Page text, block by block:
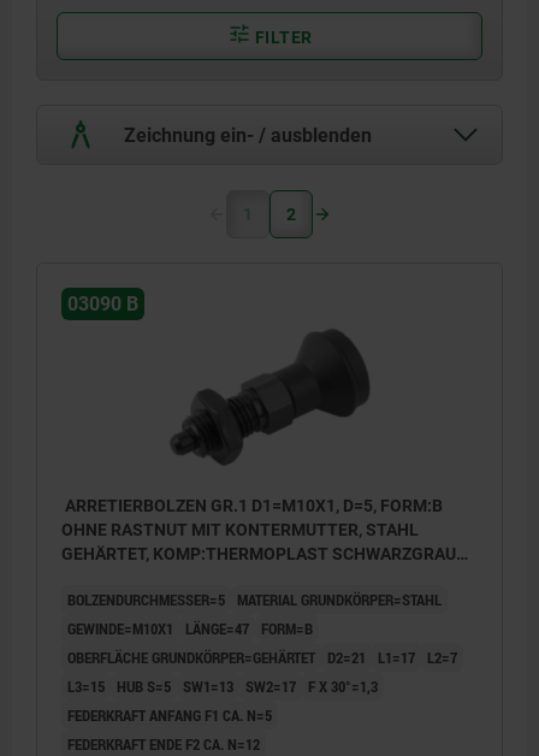
FILTER
Zeichnung ein- / ausblenden
1 2
03090 B
ARRETIERBOLZEN GR.1 D1=M10X1, D=5, FORM:B
OHNE RASTNUT MIT KONTERMUTTER, STAHL
GEHÄRTET, KOMP:THERMOPLAST SCHWARZGRAU
BOLZENDURCHMESSER=5
MATERIAL GRUNDKÖRPER=STAHL
GEWINDE=M10X1
LÄNGE=47
FORM=B
OBERFLÄCHE GRUNDKÖRPER=GEHÄRTET
D2=21 L1=17
L2=7
L3=15
HUB S=5 SW1=13 SW2=17
F X 30°=1,3
FEDERKRAFT ANFANG F1 CA. N=5
FEDERKRAFT ENDE F2 CA. N=12